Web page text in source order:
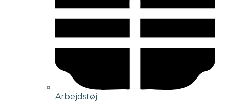
Arbejdstøj